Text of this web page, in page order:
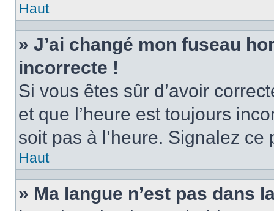
Haut
» J’ai changé mon fuseau
incorrecte !
Si vous êtes sûr d’avoir
et que l’heure est toujours
soit pas à l’heure. Signalez
Haut
» Ma langue n’est pas dans